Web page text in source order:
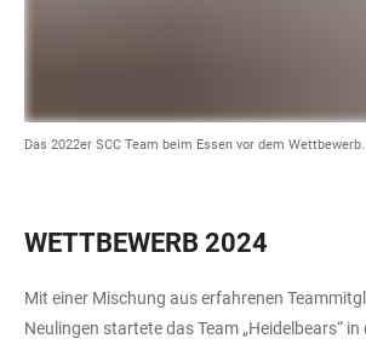
Das 2022er SCC Team beim Essen vor dem Wettbewerb.
WETTBEWERB 2024
Mit einer Mischung aus erfahrenen
Neulingen startete das Team „Heidelbears“ in